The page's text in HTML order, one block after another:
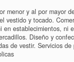
menor y al por mayor
vestido y tocado.
en establecimientos, ni
Diseño y
de vestir. Servicios de